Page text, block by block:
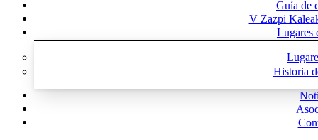
Guía de
V Zazpi
Lugares
Historia